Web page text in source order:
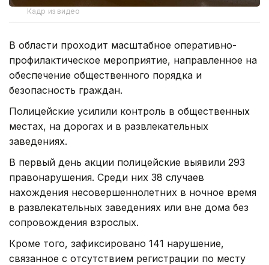
Кадр из видео
В области проходит масштабное оперативно-
профилактическое мероприятие, направленное на
обеспечение общественного порядка и
безопасность граждан.
Полицейские усилили контроль в общественных
местах, на дорогах и в развлекательных
заведениях.
В первый день акции полицейские выявили 293
правонарушения. Среди них 38 случаев
нахождения несовершеннолетних в ночное время
в развлекательных заведениях или вне дома без
сопровождения взрослых.
Кроме того, зафиксировано 141 нарушение,
связанное с отсутствием регистрации по месту